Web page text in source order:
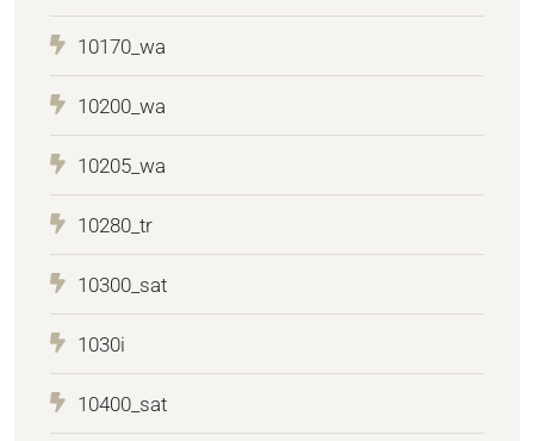
10170_wa
10200_wa
10205_wa
10280_tr
10300_sat
1030i
10400_sat